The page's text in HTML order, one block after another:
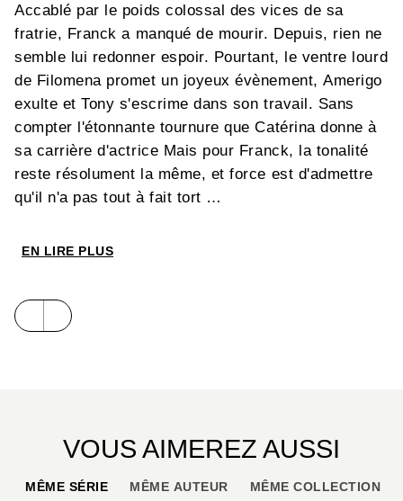
Accablé par le poids colossal des vices de sa
fratrie, Franck a manqué de mourir. Depuis, rien ne
semble lui redonner espoir. Pourtant, le ventre lourd
de Filomena promet un joyeux évènement, Amerigo
exulte et Tony s'escrime dans son travail. Sans
compter l'étonnante tournure que Catérina donne à
sa carrière d'actrice Mais pour Franck, la tonalité
reste résolument la même, et force est d'admettre
qu'il n'a pas tout à fait tort
pitié de 1929 !
EN LIRE PLUS
VOUS AIMEREZ AUSSI
MÊME SÉRIE MÊME AUTEUR MÊME COLLECTION